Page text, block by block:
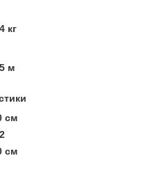
кг
м
см
см